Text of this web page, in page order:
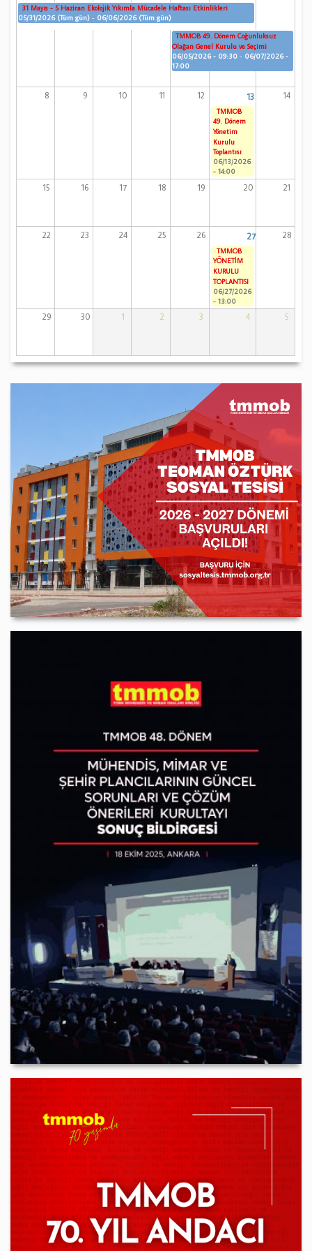
31 Mayıs - 5 Haziran Ekolojik Yıkımla Mücadele Haftası Etkinlikleri
05/31/2026 (Tüm gün) - 06/06/2026 (Tüm gün)
TMMOB 49. Dönem Çoğunluksuz
Olağan Genel Kurulu ve Seçimi
06/05/2026 - 09:30 - 06/07/2026 -
17:00
8 9 10 11 12 13 14
TMMOB
49. Dönem
Yönetim
Kurulu
Toplantısı
06/13/2026
- 14:00
15 16 17 18 19 20 21
22 23 24 25 26 27 28
TMMOB
YÖNETİM
KURULU
TOPLANTISI
06/27/2026
- 13:00
29 30 1 2 3 4 5